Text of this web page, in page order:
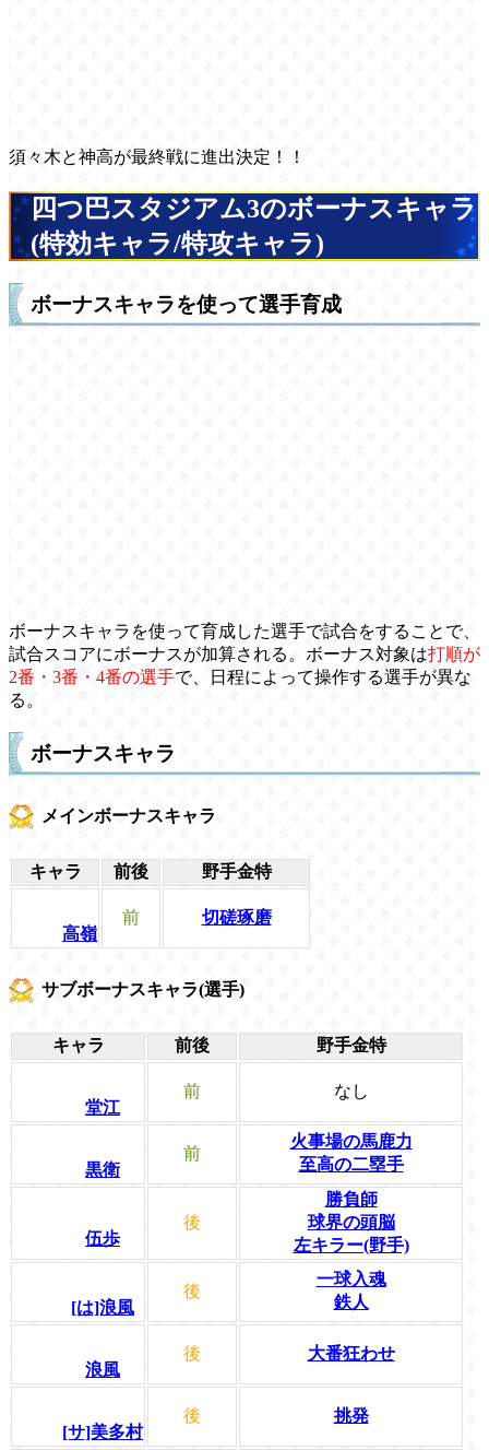
須々木と神高が最終戦に進出決定！！
四つ巴スタジアム3のボーナスキャラ
(特効キャラ/特攻キャラ)
ボーナスキャラを使って選手育成
ボーナスキャラを使って育成した選手で試合をすることで、
試合スコアにボーナスが加算される。ボーナス対象は打順が
2番・3番・4番の選手で、日程によって操作する選手が異な
る。
ボーナスキャラ
メインボーナスキャラ
キャラ 前後 野手金特
高嶺
前 切磋琢磨
サブボーナスキャラ(選手)
キャラ 前後 野手金特
堂江
前 なし
黒衛
前
火事場の馬鹿力
至高の二塁手
伍歩
後
勝負師
球界の頭脳
左キラー(野手)
[は]浪風
後
一球入魂
鉄人
浪風
後 大番狂わせ
[サ]美多村
後 挑発